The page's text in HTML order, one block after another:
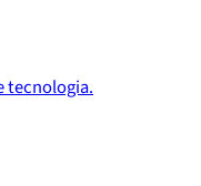
tecnologia.